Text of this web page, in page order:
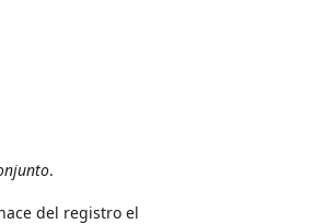
.
del registro el